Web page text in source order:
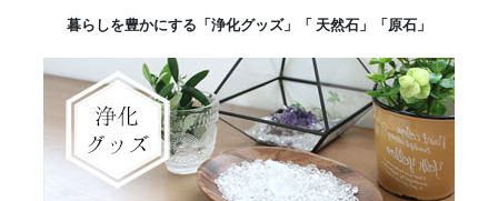
暮らしを豊かにする「浄化グッズ」「 天然石」「原石」